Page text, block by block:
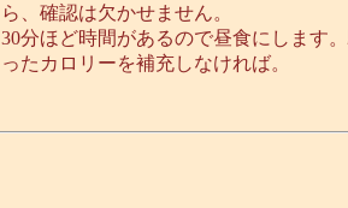
ら、確認は欠かせません。
30分ほど時間があるので昼食にします
ったカロリーを補充しなければ。